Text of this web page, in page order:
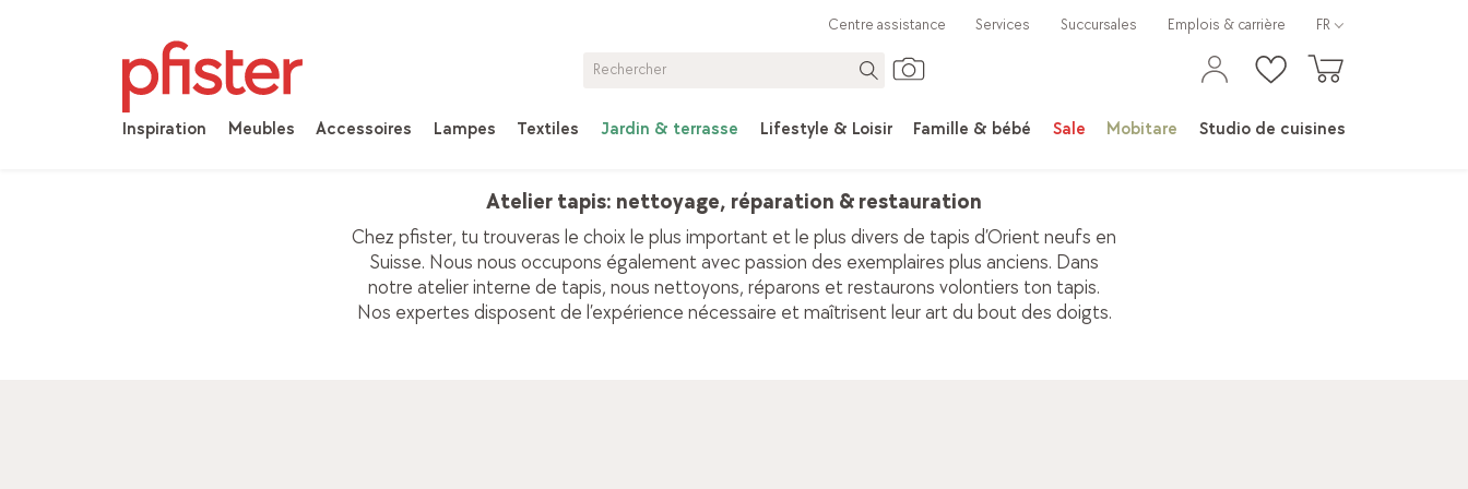
Inspiration Meubles Accessoires Lampes Textiles Jardin & terrasse Lifestyle & Loisir Famille & bébé Sale Mobitare Studio de cuisines
Centre assistance Services Succursales Emplois & carrière FR
Atelier tapis: nettoyage, réparation & restauration
Chez pfister, tu trouveras le choix le plus important et le plus divers de tapis d’Orient neufs en
Suisse. Nous nous occupons également avec passion des exemplaires plus anciens. Dans
notre atelier interne de tapis, nous nettoyons, réparons et restaurons volontiers ton tapis.
Nos expertes disposent de l’expérience nécessaire et maîtrisent leur art du bout des doigts.